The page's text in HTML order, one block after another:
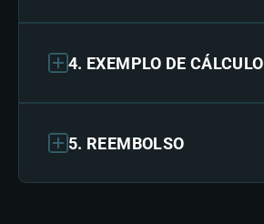
4. EXEMPLO DE CÁLCULO
5. REEMBOLSO